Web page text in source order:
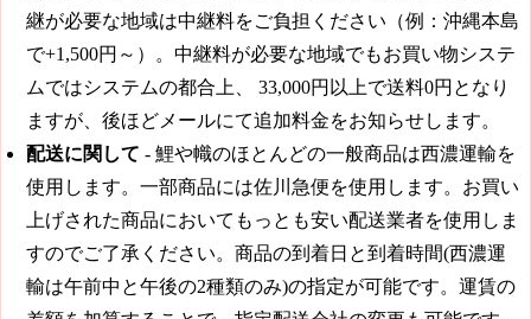
継が必要な地域は中継料をご負担ください（例：沖縄本島
で+1,500円～）。中継料が必要な地域でもお買い物システ
ムではシステムの都合上、
33,000円 以上で送料0円となり
ますが、後ほどメールにて追加料金をお知らせします。
配送に関して - 鯉や幟のほとんどの一般商品は西濃運輸を
使用します。一部商品には佐川急便を使用します。お買い
上げされた商品においてもっとも安い配送業者を使用しま
すのでご了承ください。商品の到着日と到着時間(西濃運
輸は午前中と午後の2種類のみ)の指定が可能です。運賃の